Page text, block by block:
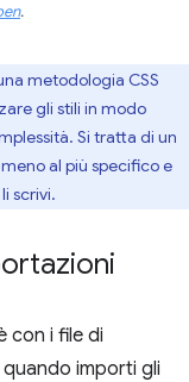
.
metodologia CSS
gli stili in modo
Si tratta di un
al più specifico e
scrivi.
con i file di
importi gli